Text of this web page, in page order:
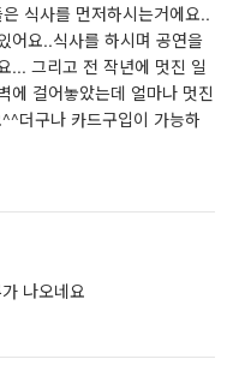
식사를 먼저하시는거에요..
어요..식사를 하시며 공연을
... 그리고 전 작년에 멋진 일
에 걸어놓았는데 얼마나 멋진
더구나 카드구입이 가능하
나오네요